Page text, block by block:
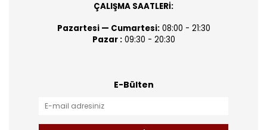
ÇALIŞMA SAATLERİ:
Pazartesi — Cumartesi:08:00 - 21:30
Pazar :09:30 - 20:30
E-Bülten